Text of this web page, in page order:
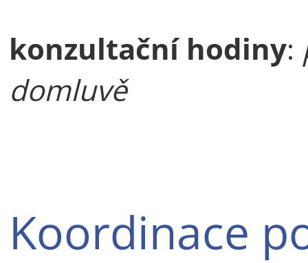
konzultační hodiny:
domluvě
Koordinace